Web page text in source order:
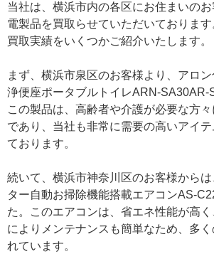
当社は、横浜市内の各区にお住まいの
電製品を買取らせていただいておりま
買取実績をいくつかご紹介いたします。
まず、横浜市泉区のお客様より、アロ
浄便座ポータブルトイレARN-SA30AR-
この製品は、高齢者や介護が必要な方
であり、当社も非常に需要の高いアイ
ております。
続いて、横浜市神奈川区のお客様から
ター自動お掃除機能搭載エアコンAS-
た。このエアコンは、省エネ性能が高
によりメンテナンスも簡単なため、多
れています。